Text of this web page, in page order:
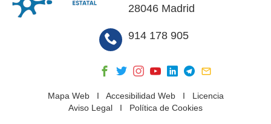
28046 Madrid
914 178 905
Mapa WebI Accesibilidad WebI Licencia
Aviso Legal I Política de Cookies